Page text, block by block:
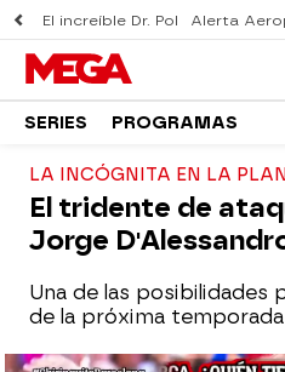
El increíble Dr. Pol Alerta
SERIES PROGRAMAS
LA INCÓGNITA EN LA
El tridente de
Jorge
Una de las posibilidades
de la próxima temporada